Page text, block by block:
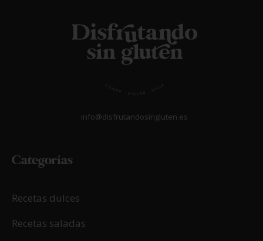
info@disfrutandosingluten.es
Categorías
Recetas dulces
Recetas saladas